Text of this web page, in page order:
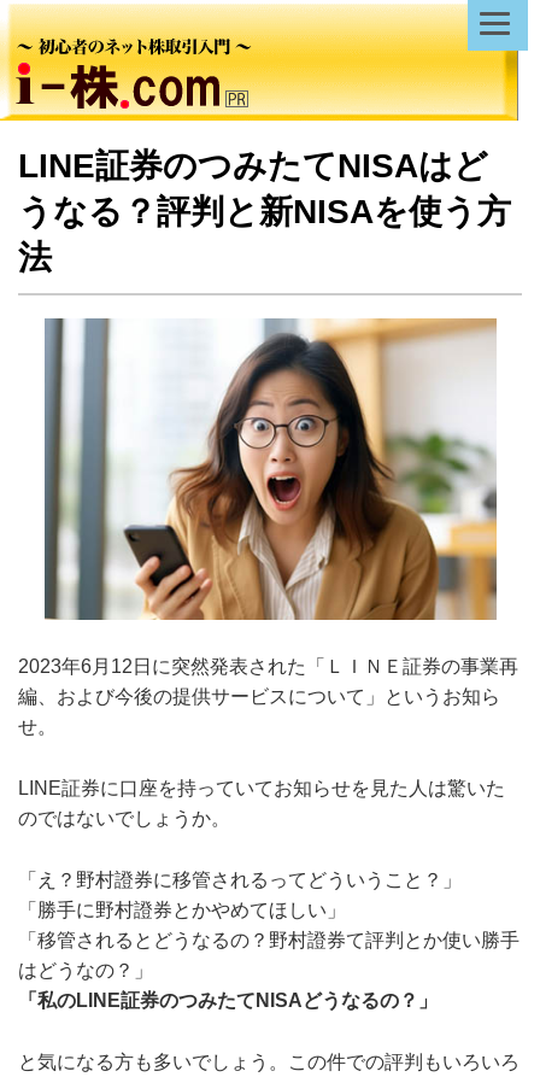
LINE証券のつみたてNISAはど
うなる？評判と新NISAを使う方
法
2023年6月12日に突然発表された「ＬＩＮＥ証券の事業再
編、および今後の提供サービスについて」というお知ら
せ。
LINE証券に口座を持っていてお知らせを見た人は驚いた
のではないでしょうか。
「え？野村證券に移管されるってどういうこと？」
「勝手に野村證券とかやめてほしい」
「移管されるとどうなるの？野村證券て評判とか使い勝手
はどうなの？」
「私のLINE証券のつみたてNISAどうなるの？」
と気になる方も多いでしょう。この件での評判もいろいろ